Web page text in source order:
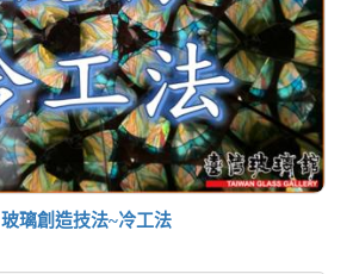
玻璃創造技法~冷工法